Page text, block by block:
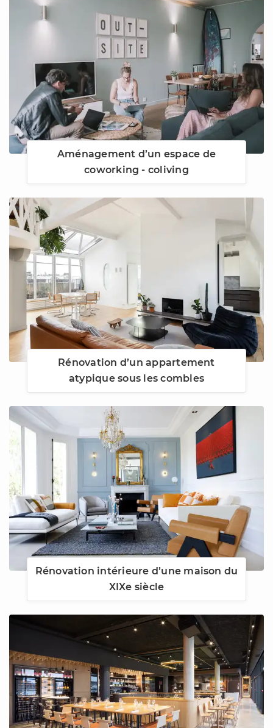
Aménagement d’un espace de
coworking - coliving
Rénovation d’un appartement
atypique sous les combles
Rénovation intérieure d’une maison du
XIXe siècle